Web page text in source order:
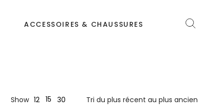
ACCESSOIRES & CHAUSSURES
Show 12 15 30